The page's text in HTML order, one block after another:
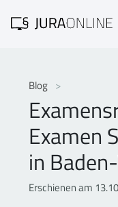
Blog
Examen
in
Erschienen am